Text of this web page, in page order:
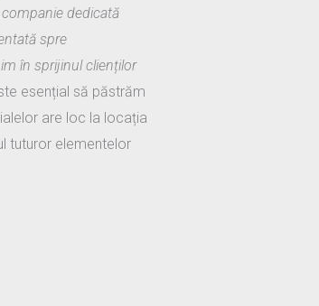
dedicată
spre
în sprijinul clienților
esențial să păstrăm
are loc la locația
tuturor elementelor